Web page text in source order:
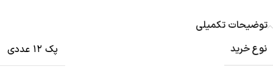
توضیحات تکمیلی
نوع خرید
پک ۱۲ عددی